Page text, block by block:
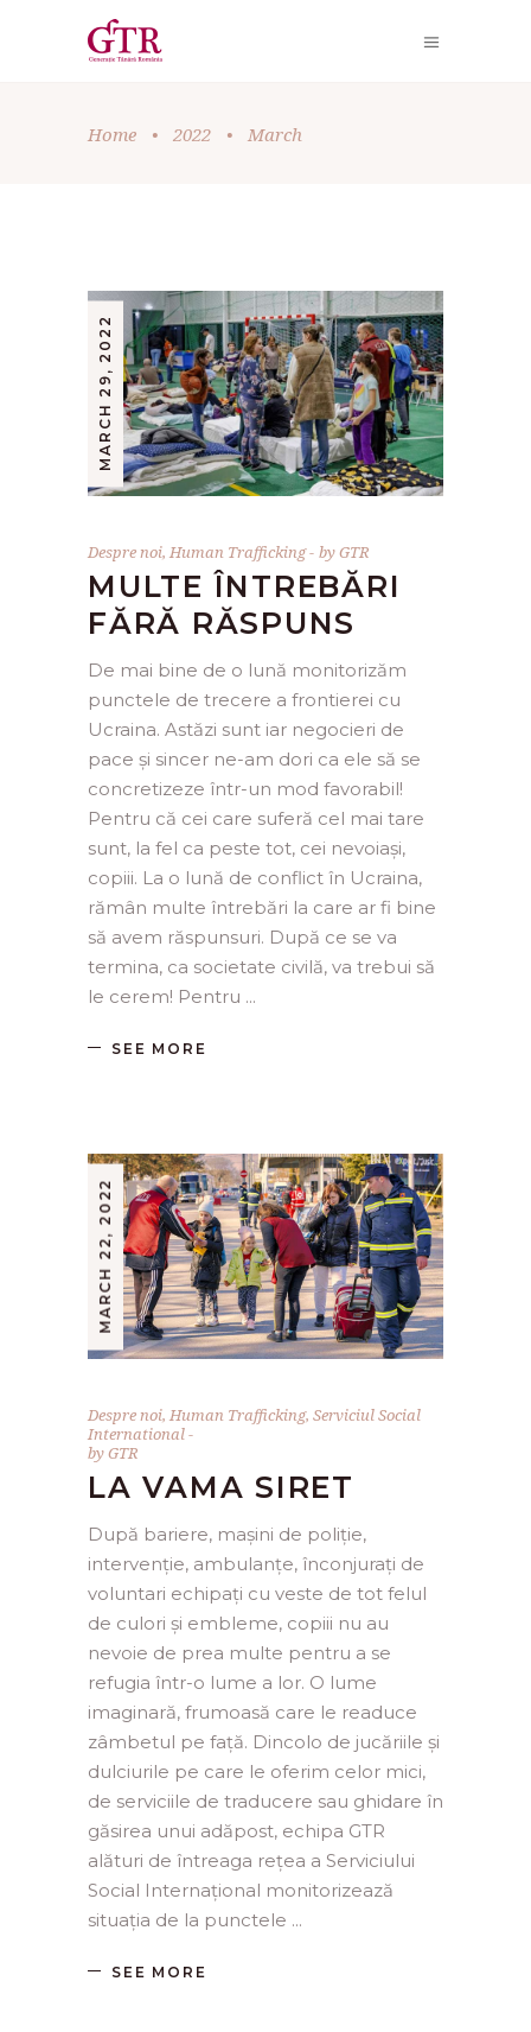
Home • 2022 • March
MARCH 29, 2022
Despre noi, Human Trafficking byGTR
MULTE ÎNTREBĂRI
FĂRĂ RĂSPUNS
De mai bine de o lună monitorizăm
punctele de trecere a frontierei cu
Ucraina. Astăzi sunt iar negocieri de
pace și sincer ne-am dori ca ele să se
concretizeze într-un mod favorabil!
Pentru că cei care suferă cel mai tare
sunt, la fel ca peste tot, cei nevoiași,
copiii. La o lună de conflict în Ucraina,
rămân multe întrebări la care ar fi bine
să avem răspunsuri. După ce se va
termina, ca societate civilă, va trebui să
le cerem! Pentru
SEE MORE
MARCH 22, 2022
Despre noi, Human Trafficking, Serviciul Social
International
byGTR
LA VAMA SIRET
După bariere, mașini de poliție,
intervenție, ambulanțe, înconjurați de
voluntari echipați cu veste de tot felul
de culori și embleme, copiii nu au
nevoie de prea multe pentru a se
refugia într-o lume a lor. O lume
imaginară, frumoasă care le readuce
zâmbetul pe față. Dincolo de jucăriile și
dulciurile pe care le oferim celor mici,
de serviciile de traducere sau ghidare în
găsirea unui adăpost, echipa GTR
alături de întreaga rețea a Serviciului
Social Internațional monitorizează
situația de la punctele
SEE MORE